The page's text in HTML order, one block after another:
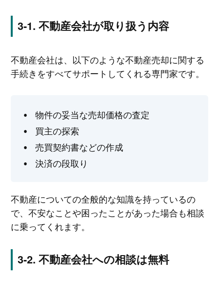
不動産会社が取り扱う内容
不動産会社は、以下のような不動産売却に関する
手続きをすべてサポートしてくれる専門家です。
物件の妥当な売却価格の査定
買主の探索
売買契約書などの作成
決済の段取り
不動産についての全般的な知識を持っているの
で、不安なことや困ったことがあった場合も相談
に乗ってくれます。
不動産会社への相談は無料